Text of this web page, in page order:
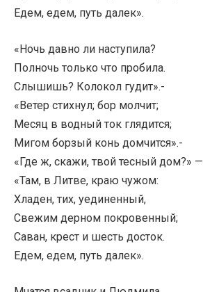
Едем, едем, путь далек».
«Ночь давно ли наступила?
Полночь только что пробила.
Слышишь? Колокол гудит».-
«Ветер стихнул; бор молчит;
Месяц в водный ток глядится;
Мигом борзый конь домчится».-
«Где ж, скажи, твой тесный дом?» —
«Там, в Литве, краю чужом:
Хладен, тих, уединенный,
Свежим дерном покровенный;
Саван, крест и шесть досток.
Едем, едем, путь далек».